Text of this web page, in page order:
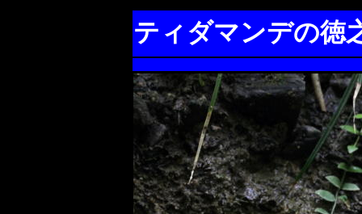
ティダマンデの徳